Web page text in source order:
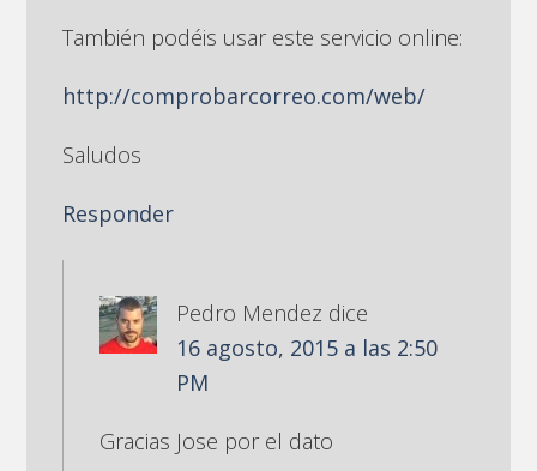
También podéis usar este servicio online:
http://comprobarcorreo.com/web/
Saludos
Responder
Pedro Mendez dice
16 agosto, 2015 a las 2:50
PM
Gracias Jose por el dato